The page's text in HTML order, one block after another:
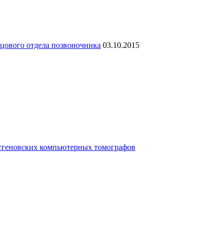
отдела позвоночника 03.10.2015
компьютерных томографов